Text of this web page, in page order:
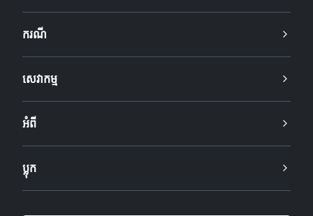
ករណី
សេវាកម្ម
អំពី
ប្លុក